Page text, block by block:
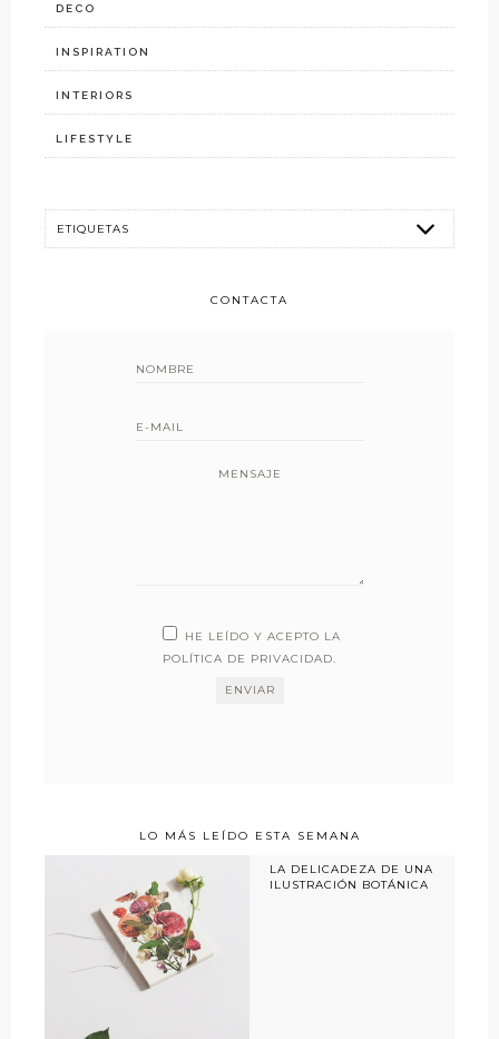
DECO
INSPIRATION
INTERIORS
LIFESTYLE
CONTACTA
MENSAJE
HE LEÍDO Y ACEPTO LA
POLÍTICA DE PRIVACIDAD.
LO MÁS LEÍDO ESTA SEMANA
LA DELICADEZA DE UNA
ILUSTRACIÓN BOTÁNICA